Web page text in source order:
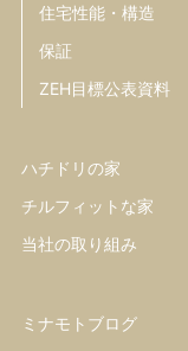
住宅性能・構造
保証
ZEH目標公表資料
ハチドリの家
チルフィットな家
当社の取り組み
ミナモトブログ